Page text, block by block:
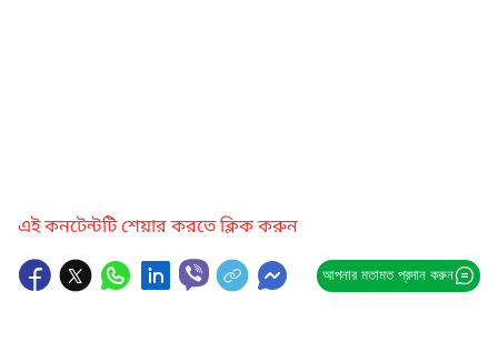
এই কনটেন্টটি শেয়ার করতে ক্লিক করুন
আপনার মতামত প্রদান করুন